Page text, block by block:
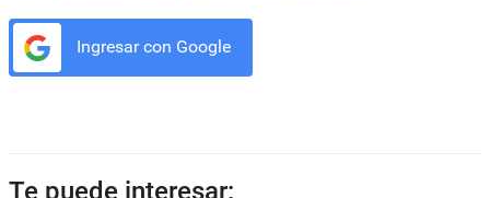
Ingresar con Google
Te puede interesar: